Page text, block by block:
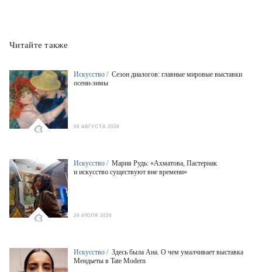
Читайте также
Искусство / Сезон диалогов: главные мировые выставки
осени-зимы
06 АВГУСТА 2026
Искусство / Мария Рудь: «Ахматова, Пастернак
и искусство существуют вне времени»
29 ИЮЛЯ 2026
Искусство / Здесь была Ана. О чем умалчивает выставка
Мендьеты в Tate Modern